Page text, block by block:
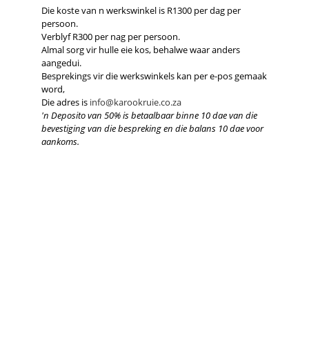
Die koste van n werkswinkel is R1300 per dag per
persoon.
Verblyf R300 per nag per persoon.
Almal sorg vir hulle eie kos, behalwe waar anders
aangedui.
Besprekings vir die werkswinkels kan per e-pos gemaak
word,
Die adres is info@karookruie.co.za
'n Deposito van 50% is betaalbaar binne 10 dae van die
bevestiging van die bespreking en die balans 10 dae voor
aankoms.